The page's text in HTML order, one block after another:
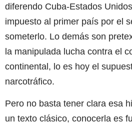
diferendo Cuba-Estados
impuesto al primer país por el
someterlo. Lo demás son
la manipulada lucha contra el
continental, lo es hoy el
narcotráfico.
Pero no basta tener clara esa
un texto clásico, conocerla es